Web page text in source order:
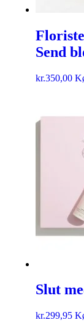
Send
kr.350,00
Slut
kr.299,95